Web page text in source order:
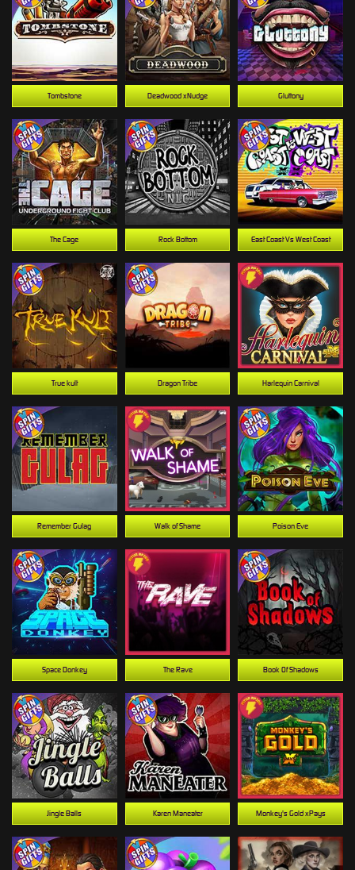
Book Of Shadows
Rock Bottom
The Cage
Space Donkey
Monkey's Gold xPays
Poison Eve
Dragon Tribe
Gluttony
Deadwood xNudge
Tombstone
East Coast Vs West Coast
Jingle Balls
Harlequin Carnival
Walk of Shame
Remember Gulag
Karen Maneater
True kult
The Rave